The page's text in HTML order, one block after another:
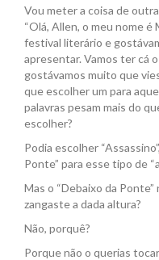
Vou meter a coisa de
“Olá, Allen, o meu nome é
festival literário e
apresentar. Vamos ter cá
gostávamos muito que
que escolher um para
palavras pesam mais do
escolher?
Podia escolher
Ponte” para esse tipo de
Mas o “Debaixo da
zangaste a dada altura?
Não, porquê?
Porque não o querias